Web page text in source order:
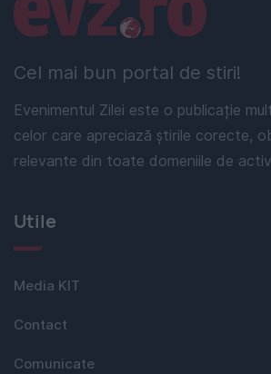
Cel mai bun portal de stiri!
Evenimentul Zilei este o publicație
celor care apreciază știrile corecte,
relevante din toate domeniile de
Utile
Media KIT
Contact
Comunicate